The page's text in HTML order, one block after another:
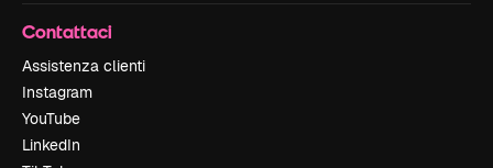
Contattaci
Assistenza clienti
Instagram
YouTube
LinkedIn